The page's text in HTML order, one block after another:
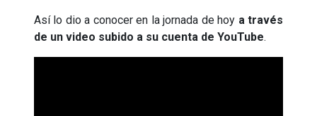
Así lo dio a conocer en la jornada de hoy a través
de un video subido a su cuenta de YouTube.